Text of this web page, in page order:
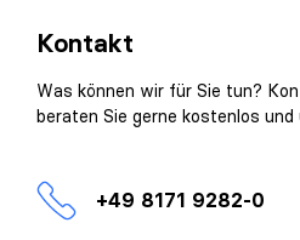
Kontakt
Was können wir für Sie tun?
beraten Sie gerne kostenlos und
+49 8171 9282-0